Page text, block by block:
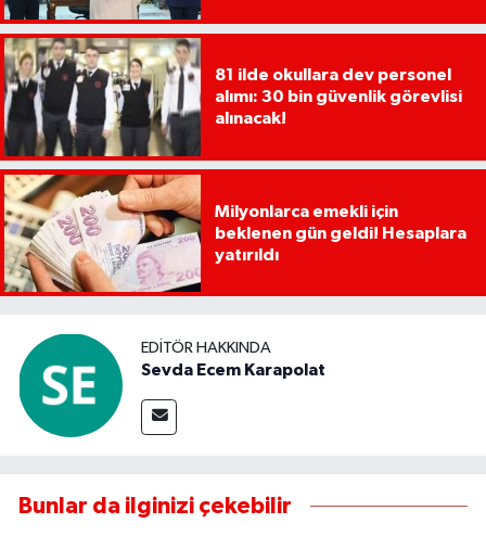
81 ilde okullara dev personel
alımı: 30 bin güvenlik görevlisi
alınacak!
Milyonlarca emekli için
beklenen gün geldi! Hesaplara
yatırıldı
EDITÖR HAKKINDA
Sevda Ecem Karapolat
Bunlar da ilginizi çekebilir